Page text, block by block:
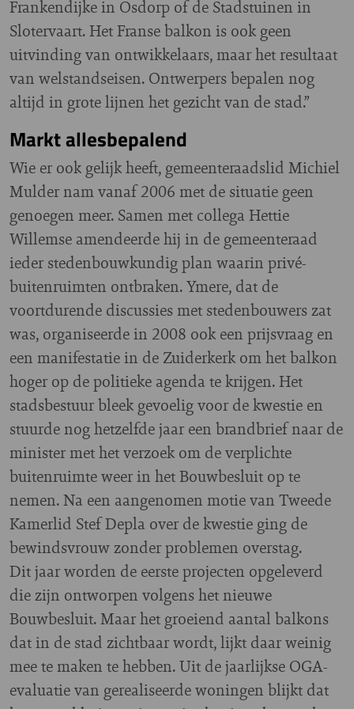
Frankendijke in Osdorp of de Stadstuinen in
Slotervaart. Het Franse balkon is ook geen
uitvinding van ontwikkelaars, maar het resultaat
van welstandseisen. Ontwerpers bepalen nog
altijd in grote lijnen het gezicht van de stad.”
Markt allesbepalend
Wie er ook gelijk heeft, gemeenteraadslid Michiel
Mulder nam vanaf 2006 met de situatie geen
genoegen meer. Samen met collega Hettie
Willemse amendeerde hij in de gemeenteraad
ieder stedenbouwkundig plan waarin privé-
buitenruimten ontbraken. Ymere, dat de
voortdurende discussies met stedenbouwers zat
was, organiseerde in 2008 ook een prijsvraag en
een manifestatie in de Zuiderkerk om het balkon
hoger op de politieke agenda te krijgen. Het
stadsbestuur bleek gevoelig voor de kwestie en
stuurde nog hetzelfde jaar een brandbrief naar de
minister met het verzoek om de verplichte
buitenruimte weer in het Bouwbesluit op te
nemen. Na een aangenomen motie van Tweede
Kamerlid Stef Depla over de kwestie ging de
bewindsvrouw zonder problemen overstag.
Dit jaar worden de eerste projecten opgeleverd
die zijn ontworpen volgens het nieuwe
Bouwbesluit. Maar het groeiend aantal balkons
dat in de stad zichtbaar wordt, lijkt daar weinig
mee te maken te hebben. Uit de jaarlijkse OGA-
evaluatie van gerealiseerde woningen blijkt dat